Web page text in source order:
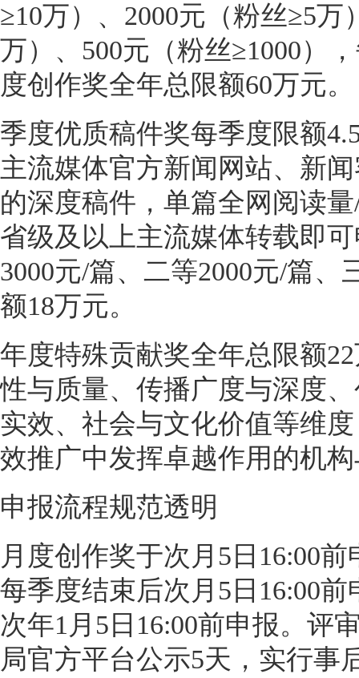
≥10万）、2000元（粉丝≥5万
万）、500元（粉丝≥1000）
度创作奖全年总限额60万元。
季度优质稿件奖每季度限额
主流媒体官方新闻网站、新
的深度稿件，单篇全网阅读
省级及以上主流媒体转载即
3000元/篇、二等2000元/篇、
额18万元。
年度特殊贡献奖全年总限额
性与质量、传播广度与深度
实效、社会与文化价值等维
效推广中发挥卓越作用的机
申报流程规范透明
月度创作奖于次月5日16:00
每季度结束后次月5日16:00
次年1月5日16:00前申报。评
局官方平台公示5天，实行事